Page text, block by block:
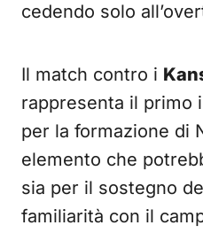
cedendo solo
Il match contro i
rappresenta il primo
per la formazione di
elemento che
sia per il sostegno
familiarità con il